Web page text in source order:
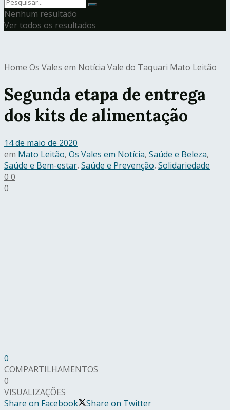
Nenhum resultado
Ver todos os resultados
Home Os Vales em Notícia Vale do Taquari Mato Leitão
Segunda etapa de entrega
dos kits de alimentação
14 de maio de 2020
em Mato Leitão, Os Vales em Notícia, Saúde e Beleza,
Saúde e Bem-estar, Saúde e Prevenção, Solidariedade
0 0
0
0
COMPARTILHAMENTOS
0
VISUALIZAÇÕES
Share on Facebook
Share on Twitter